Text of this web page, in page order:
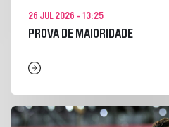
26 JUL 2026 - 13:25
PROVA DE MAIORIDADE